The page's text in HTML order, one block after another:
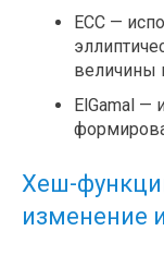
ECC —
величины
ElGamal —
Хеш-
изменение